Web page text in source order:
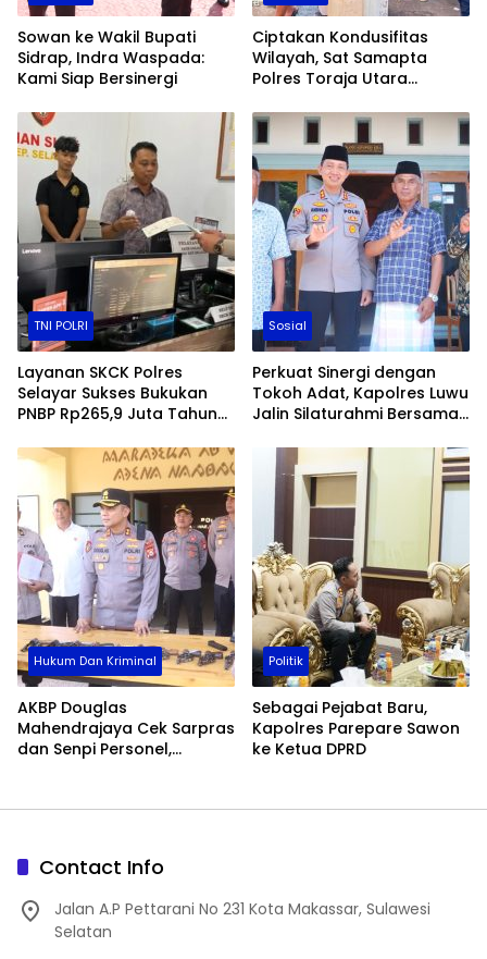
Sowan ke Wakil Bupati
Sidrap, Indra Waspada:
Kami Siap Bersinergi
Ciptakan Kondusifitas
Wilayah, Sat Samapta
Polres Toraja Utara
dan Sosialisasi Layanan 110​
TNI POLRI
Layanan SKCK Polres
Selayar Sukses Bukukan
PNBP Rp265,9 Juta Tahun
Kas Negara
Sosial
Perkuat Sinergi dengan
Tokoh Adat, Kapolres Luwu
Jalin Silaturahmi Bersama
Maddika Ulusalu
Hukum Dan Kriminal
AKBP Douglas
Mahendrajaya Cek Sarpras
dan Senpi Personel,
Politik
Sebagai Pejabat Baru,
Kapolres Parepare Sawon
ke Ketua DPRD
Contact Info
Jalan A.P Pettarani No 231 Kota Makassar, Sulawesi
Selatan